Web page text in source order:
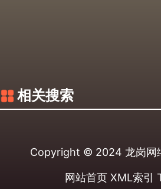
相关搜索
Copyright © 2024 龙岗网
网站首页 XML索引